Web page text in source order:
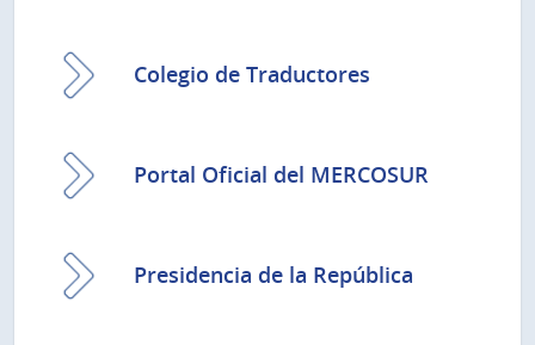
Colegio de Traductores
Portal Oficial del MERCOSUR
Presidencia de la República